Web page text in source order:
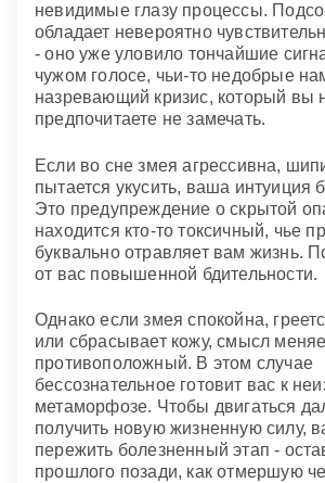
невидимые глазу процессы.
обладает невероятно
- оно уже уловило тончайшие
чужом голосе, чьи-то недобрые
назревающий кризис, который вы
предпочитаете не замечать.
Если во сне змея агрессивна,
пытается укусить, ваша интуиция
Это предупреждение о скрытой
находится кто-то токсичный, чье
буквально отравляет вам жизнь.
от вас повышенной бдительности.
Однако если змея спокойна,
или сбрасывает кожу, смысл
противоположный. В этом случае
бессознательное готовит вас к
метаморфозе. Чтобы двигаться
получить новую жизненную силу,
пережить болезненный этап -
прошлого позади, как отмершую